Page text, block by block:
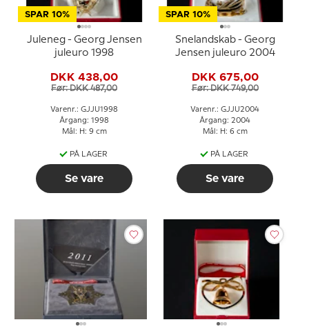
SPAR 10%
Juleneg - Georg Jensen
juleuro 1998
DKK 438,00
Før: DKK 487,00
Varenr.: GJJU1998
Årgang: 1998
Mål: H: 9 cm
PÅ LAGER
Se vare
SPAR 10%
Snelandskab - Georg
Jensen juleuro 2004
DKK 675,00
Før: DKK 749,00
Varenr.: GJJU2004
Årgang: 2004
Mål: H: 6 cm
PÅ LAGER
Se vare